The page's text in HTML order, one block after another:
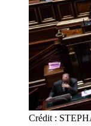
Crédit :